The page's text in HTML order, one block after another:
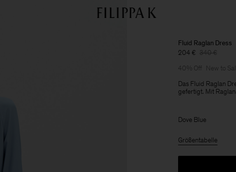
Fluid Raglan Dress
204 € 340 €
40% Off
New to
Das Fluid Raglan
gefertigt. Mit
Dove Blue
Größentabelle